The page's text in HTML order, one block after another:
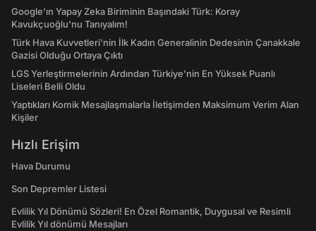
Google'ın Yapay Zeka Biriminin Başındaki Türk: Koray
Kavukçuoğlu'nu Tanıyalım!
Türk Hava Kuvvetleri'nin İlk Kadın Generalinin Dedesinin Çanakkale
Gazisi Olduğu Ortaya Çıktı
LGS Yerleştirmelerinin Ardından Türkiye'nin En Yüksek Puanlı
Liseleri Belli Oldu
Yaptıkları Komik Mesajlaşmalarla İletişimden Maksimum Verim Alan
Kişiler
Hızlı Erişim
Hava Durumu
Son Depremler Listesi
Evlilik Yıl Dönümü Sözleri! En Özel Romantik, Duygusal ve Resimli
Evlilik Yıl dönümü Mesajları